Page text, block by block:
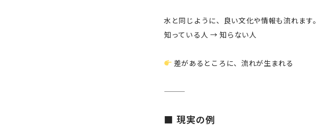
水と同じように、良い文化や情報も流れます。
知っている人 → 知らない人
差があるところに、流れが生まれる
■ 現実の例